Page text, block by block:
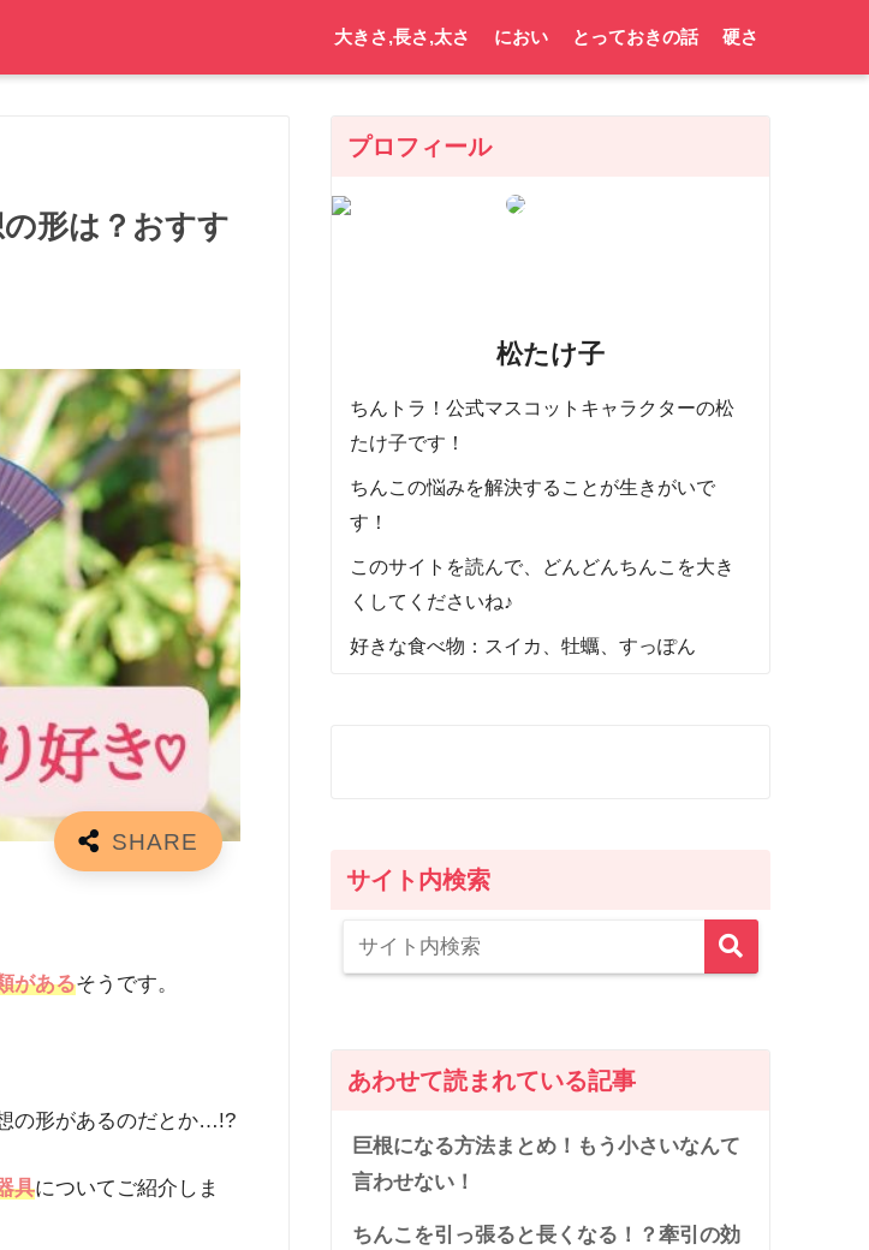
大きさ,長さ,太さ におい とっておきの話 硬さ
形は？おすす
があるそうです。
の形があるのだとか…!?
具についてご紹介しま
プロフィール
松たけ子
ちんトラ！公式マスコットキャラクターの松
たけ子です！
ちんこの悩みを解決することが生きがいで
す！
このサイトを読んで、どんどんちんこを大き
くしてくださいね♪
好きな食べ物：スイカ、牡蠣、すっぽん
サイト内検索
あわせて読まれている記事
巨根になる方法まとめ！もう小さいなんて
言わせない！
ちんこを引っ張ると長くなる！？牽引の効